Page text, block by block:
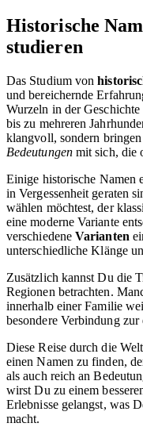
Historische
studieren
Das Studium von
und bereichernde
Wurzeln in der
bis zu mehreren
klangvoll, sondern bringen
Bedeutungenmit sich, die
Einige historische Namen
in Vergessenheit geraten
wählen möchtest, der
eine moderne Variante
verschiedeneVarianten
unterschiedliche Klänge
Zusätzlich kannst Du die
Regionen betrachten.
innerhalb einer Familie
besondere Verbindung zur
Diese Reise durch die
einen Namen zu finden,
als auch reich an
wirst Du zu einem
Erlebnisse gelangst, was
macht.